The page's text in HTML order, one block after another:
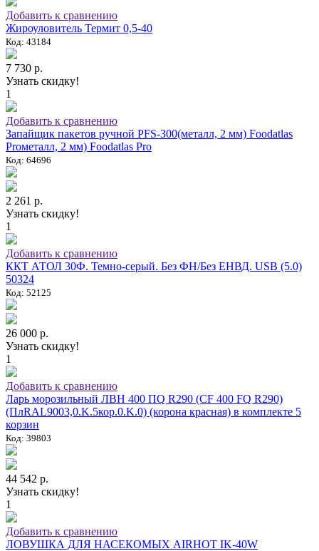
Добавить к сравнению
Жироуловитель Термит 0,5-40
Код: 43184
7 730 р.
Узнать скидку!
1
Добавить к сравнению
Запайщик пакетов ручной PFS-300(металл, 2 мм) Foodatlas
Proметалл, 2 мм) Foodatlas Pro
Код: 64696
2 261 р.
Узнать скидку!
1
Добавить к сравнению
ККТ АТОЛ 30Ф. Темно-серый. Без ФН/Без ЕНВД. USB (5.0)
50324
Код: 52125
26 000 р.
Узнать скидку!
1
Добавить к сравнению
Ларь морозильный ЛВН 400 ПQ R290 (СF 400 FQ R290)
(ПлRAL9003,0.K.5кор.0.K.0) (корона красная) в комплекте 5
корзин
Код: 39803
44 542 р.
Узнать скидку!
1
Добавить к сравнению
ЛОВУШКА ДЛЯ НАСЕКОМЫХ AIRHOT IK-40W